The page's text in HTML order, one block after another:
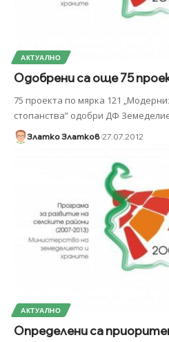
АКТУАЛНО
Одобрeни са още 75
75 проекта по мярка 121
стопанства” одобри ДФ
Златко Златков 27.07.2012
АКТУАЛНО
Определени са